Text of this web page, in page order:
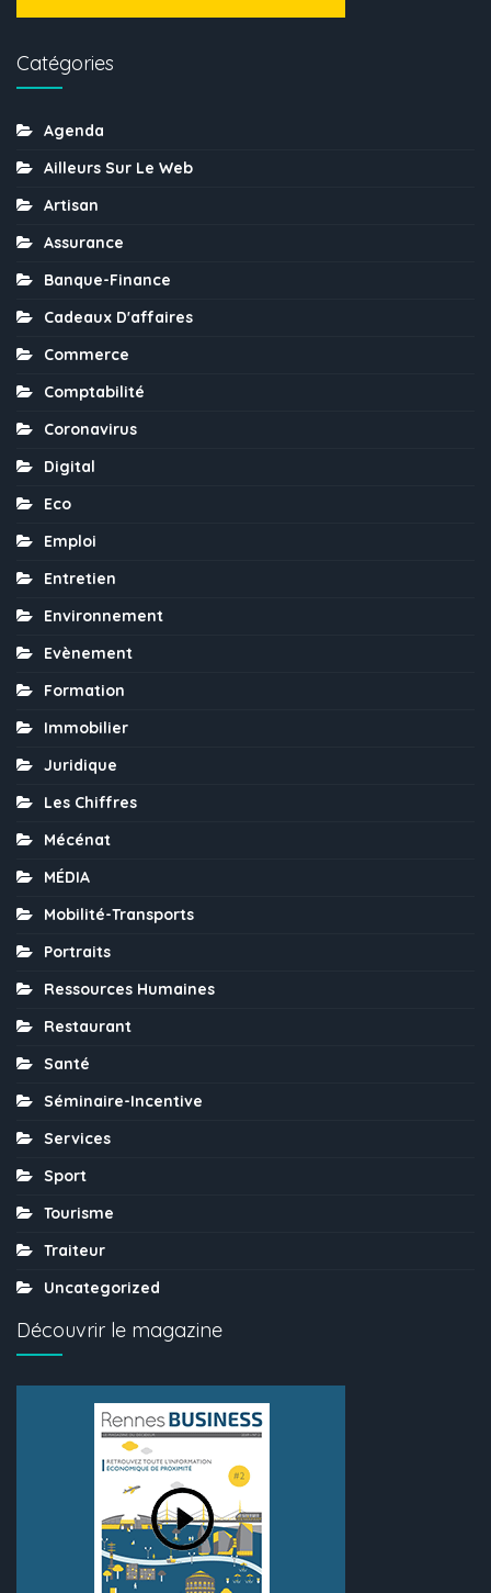
Catégories
Agenda
Ailleurs Sur Le Web
Artisan
Assurance
Banque-Finance
Cadeaux D'affaires
Commerce
Comptabilité
Coronavirus
Digital
Eco
Emploi
Entretien
Environnement
Evènement
Formation
Immobilier
Juridique
Les Chiffres
Mécénat
MÉDIA
Mobilité-Transports
Portraits
Ressources Humaines
Restaurant
Santé
Séminaire-Incentive
Services
Sport
Tourisme
Traiteur
Uncategorized
Découvrir le magazine